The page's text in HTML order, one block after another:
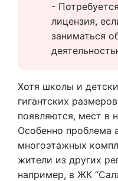
-
лицензия,
заниматься
Хотя школы и
гигантских
появляются, мест в
Особенно проблема
многоэтажных
жители из других
например, в ЖК